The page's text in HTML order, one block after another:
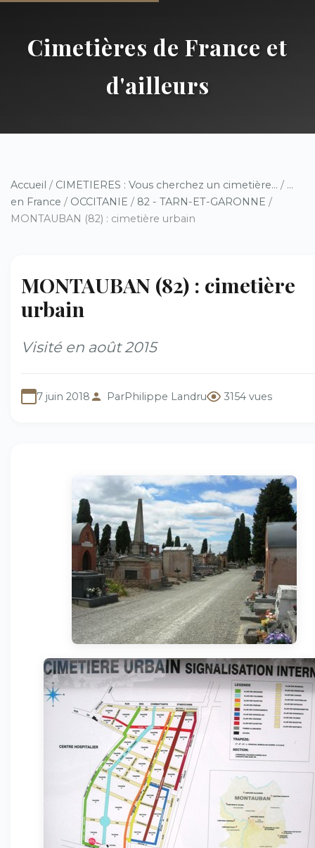
Cimetières de France et
d'ailleurs
Accueil / CIMETIERES : Vous cherchez un cimetière... / ...
en France / OCCITANIE / 82 - TARN-ET-GARONNE /
MONTAUBAN (82) : cimetière urbain
MONTAUBAN (82) : cimetière
urbain
Visité en août 2015
7 juin 2018 ParPhilippe Landru 3154 vues